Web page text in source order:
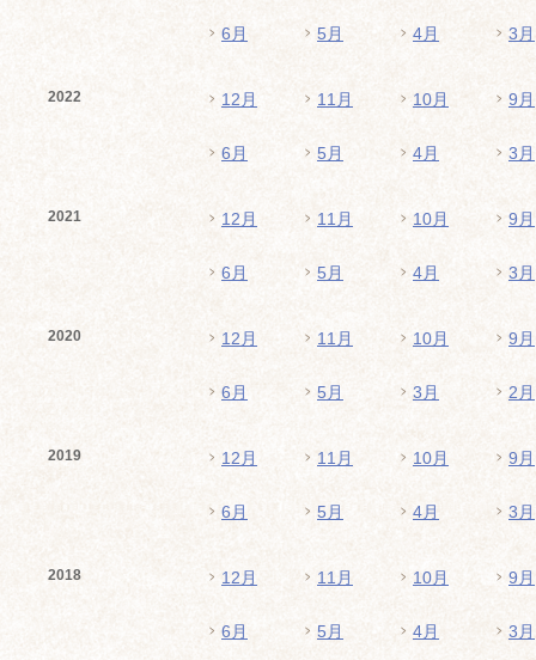
6月 5月 4月 3月
2022 12月 11月 10月 9月
6月 5月 4月 3月
2021 12月 11月 10月 9月
6月 5月 4月 3月
2020 12月 11月 10月 9月
6月 5月 3月 2月
2019 12月 11月 10月 9月
6月 5月 4月 3月
2018 12月 11月 10月 9月
6月 5月 4月 3月